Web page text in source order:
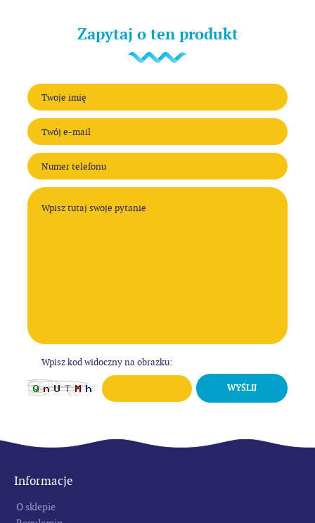
Zapytaj o ten produkt
Wpisz kod widoczny na obrazku:
WYŚLIJ
Informacje
O sklepie